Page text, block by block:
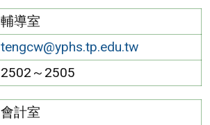
輔導室
tengcw@yphs.tp.edu.tw
2502～2505
會計室